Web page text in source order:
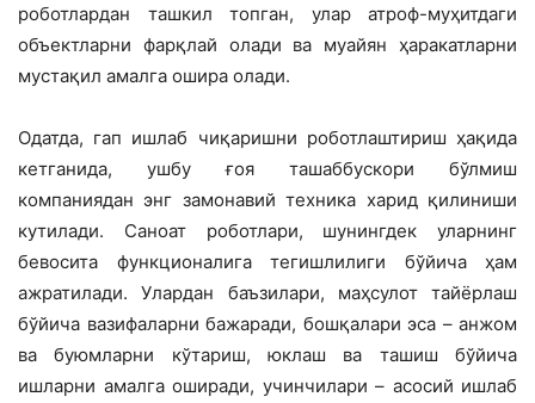
роботлардан ташкил топган, улар атроф-муҳитдаги
объектларни фарқлай олади ва муайян ҳаракатларни
мустақил амалга ошира олади.
Одатда, гап ишлаб чиқаришни роботлаштириш ҳақида
кетганида, ушбу ғоя ташаббускори бўлмиш
компаниядан энг замонавий техника харид қилиниши
кутилади. Саноат роботлари, шунингдек уларнинг
бевосита функционалига тегишлилиги бўйича ҳам
ажратилади. Улардан баъзилари, маҳсулот тайёрлаш
бўйича вазифаларни бажаради, бошқалари эса – анжом
ва буюмларни кўтариш, юклаш ва ташиш бўйича
ишларни амалга оширади, учинчилари – асосий ишлаб